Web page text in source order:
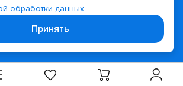
конфиденциальности
обработки данных
Принять